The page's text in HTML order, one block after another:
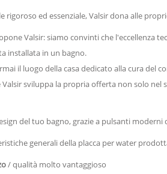
rigoroso ed essenziale, Valsir dona alle
Valsir: siamo convinti che l'eccellenza
installata in un bagno.
il luogo della casa dedicato alla cura del
Valsir sviluppa la propria offerta non solo
del tuo bagno, grazie a pulsanti moderni
generali della placca per water
/ qualità molto vantaggioso